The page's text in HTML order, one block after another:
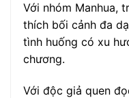
Với nhóm Manhua,
thích bối cảnh đa
tình huống có xu
chương.
Với độc giả quen